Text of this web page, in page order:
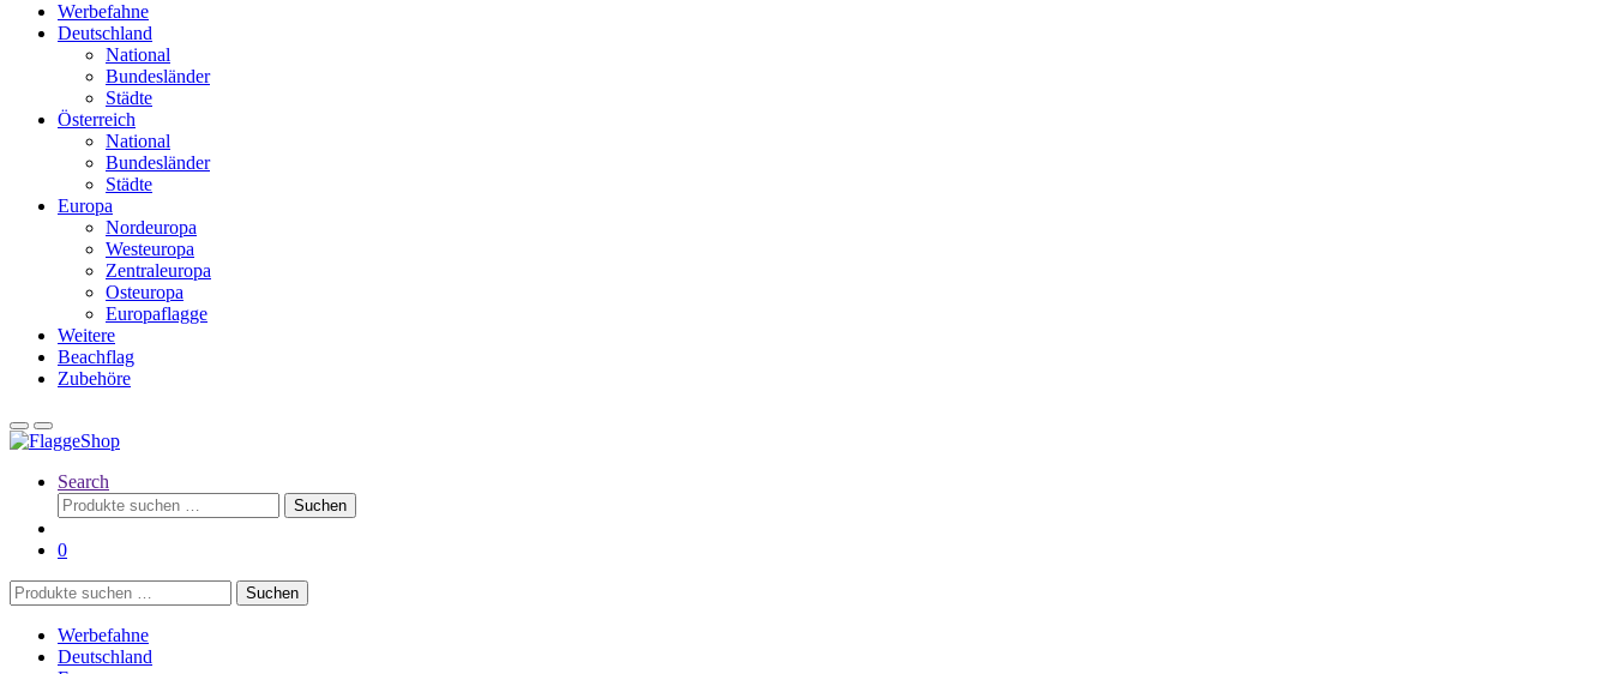
Werbefahne
Deutschland
National
Bundesländer
Städte
Österreich
National
Bundesländer
Städte
Europa
Nordeuropa
Westeuropa
Zentraleuropa
Osteuropa
Europaflagge
Weitere
Beachflag
Zubehöre
Search
Suchen
nach:
Suchen
0
Suchen
nach:
Suchen
Werbefahne
Deutschland